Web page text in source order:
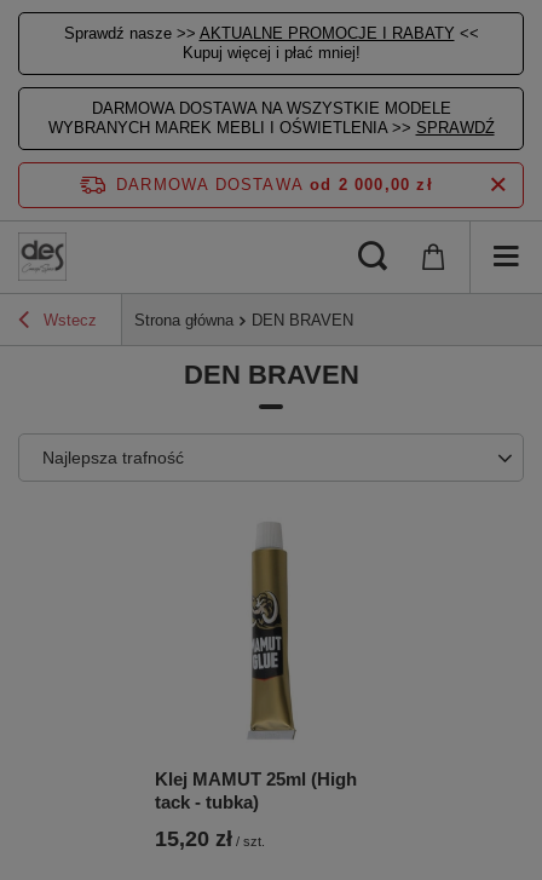
Sprawdź nasze >> AKTUALNE PROMOCJE I RABATY <<
Kupuj więcej i płać mniej!
DARMOWA DOSTAWA NA WSZYSTKIE MODELE
WYBRANYCH MAREK MEBLI I OŚWIETLENIA >> SPRAWDŹ
DARMOWA DOSTAWA od 2 000,00 zł
Wstecz Strona główna DEN BRAVEN
DEN BRAVEN
Najlepsza trafność
Klej MAMUT 25ml (High
tack - tubka)
15,20 zł / szt.